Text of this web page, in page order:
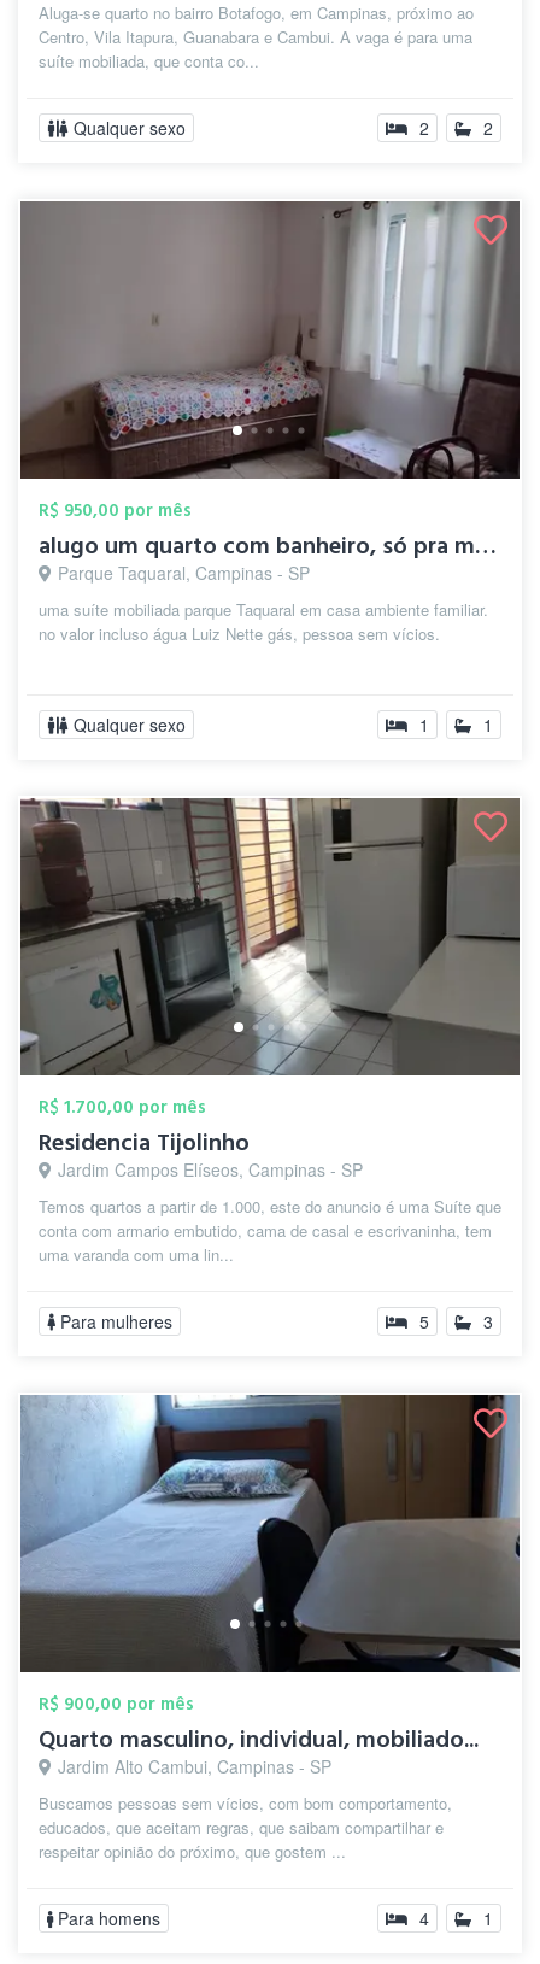
Aluga-se quarto no bairro Botafogo, em Campinas, próximo ao
Centro, Vila Itapura, Guanabara e Cambui. A vaga é para uma
suíte mobiliada, que conta co...
Qualquer sexo 2 2
R$ 950,00 por mês
alugo um quarto com banheiro, só pra mul...
Parque Taquaral, Campinas - SP
uma suíte mobiliada parque Taquaral em casa ambiente familiar.
no valor incluso água Luiz Nette gás, pessoa sem vícios.
Qualquer sexo 1 1
R$ 1.700,00 por mês
Residencia Tijolinho
Jardim Campos Elíseos, Campinas - SP
Temos quartos a partir de 1.000, este do anuncio é uma Suíte que
conta com armario embutido, cama de casal e escrivaninha, tem
uma varanda com uma lin...
Para mulheres 5 3
R$ 900,00 por mês
Quarto masculino, individual, mobiliado...
Jardim Alto Cambui, Campinas - SP
Buscamos pessoas sem vícios, com bom comportamento,
educados, que aceitam regras, que saibam compartilhar e
respeitar opinião do próximo, que gostem ...
Para homens 4 1